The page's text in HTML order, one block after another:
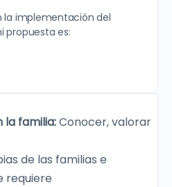
la implementación del
propuesta es:
la familia:Conocer, valorar
de las familias e
requiere